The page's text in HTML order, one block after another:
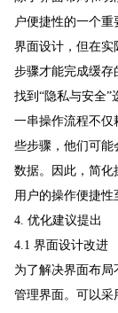
户便捷性的一个
界面设计，但在实
步骤才能完成缓存
找到“隐私与安全”
一串操作流程不仅
些步骤，他们可能
数据。因此，简化
用户的操作便捷性
4. 优化建议提出
4.1 界面设计改进
为了解决界面布
管理界面。可以采